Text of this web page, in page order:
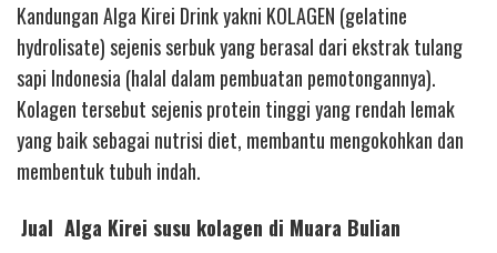
Kandungan Alga Kirei Drink yakni KOLAGEN (gelatine
hydrolisate) sejenis serbuk yang berasal dari ekstrak tulang
sapi Indonesia (halal dalam pembuatan pemotongannya).
Kolagen tersebut sejenis protein tinggi yang rendah lemak
yang baik sebagai nutrisi diet, membantu mengokohkan dan
membentuk tubuh indah.
Jual Alga Kirei susu kolagen di Muara Bulian